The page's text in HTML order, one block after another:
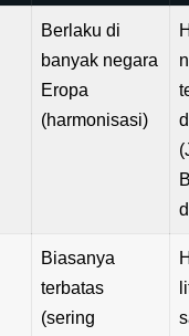
Berlaku di
banyak negara
Eropa
(harmonisasi)
Biasanya
terbatas
(sering